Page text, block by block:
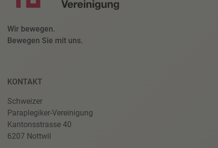
Wir bewegen.
Bewegen Sie mit uns.
KONTAKT
Schweizer
Paraplegiker-Vereinigung
Kantonsstrasse 40
6207 Nottwil